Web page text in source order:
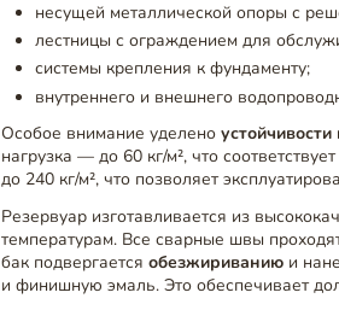
несущей металлической опоры с
лестницы с ограждением для
системы крепления к фундаменту;
внутреннего и внешнего
Особое внимание уделено
нагрузка — до 60 кг/м², что
до 240 кг/м², что позволяет
Резервуар изготавливается из
температурам. Все сварные швы
бак подвергаетсяобезжириванию и
и финишную эмаль. Это обеспечивает